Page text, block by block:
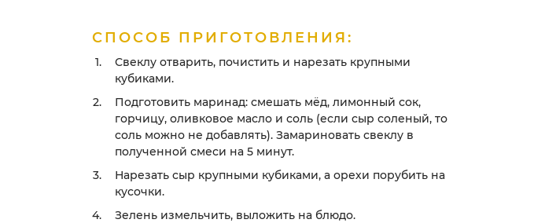
СПОСОБ ПРИГОТОВЛЕНИЯ:
Свеклу отварить, почистить и нарезать крупными
кубиками.
Подготовить маринад: смешать мёд, лимонный сок,
горчицу, оливковое масло и соль (если сыр соленый, то
соль можно не добавлять). Замариновать свеклу в
полученной смеси на 5 минут.
Нарезать сыр крупными кубиками, а орехи порубить на
кусочки.
Зелень измельчить, выложить на блюдо.